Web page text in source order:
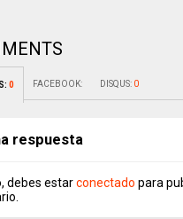
0 FACEBOOK: DISQUS: 0
respuesta
debes estarconectado para